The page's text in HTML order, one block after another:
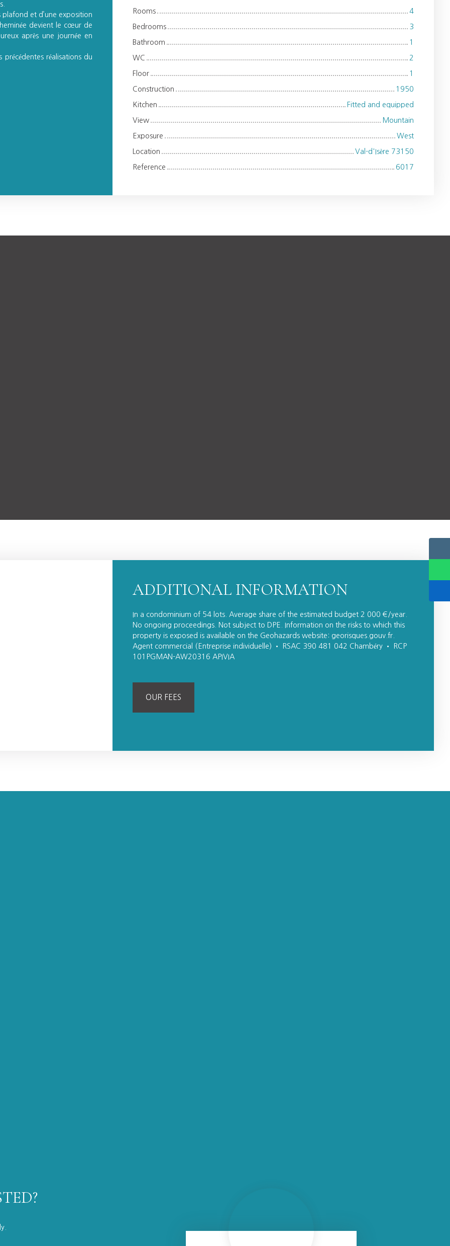
plafond et d’une exposition
devient le cœur de
après une journée en
précédentes réalisations du
Rooms 4
Bedrooms 3
Bathroom 1
WC 2
Floor 1
Construction 1950
Kitchen Fitted and equipped
View Mountain
Exposure West
Location Val-d'Isère 73150
Reference 6017
ADDITIONAL INFORMATION
In a condominium of 54 lots. Average share of the estimated budget 2 000 €/year.
No ongoing proceedings. Not subject to DPE. Information on the risks to which this
property is exposed is available on the Geohazards website: georisques.gouv.fr.
Agent commercial (Entreprise individuelle) • RSAC 390 481 042 Chambéry • RCP
101PGMAN-AW20316 APIVIA
OUR FEES